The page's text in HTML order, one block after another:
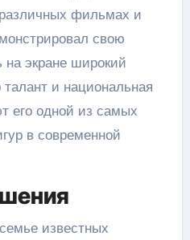
фильмах и
свою
на экране широкий
талант и национальная
его одной из самых
в современной
известных